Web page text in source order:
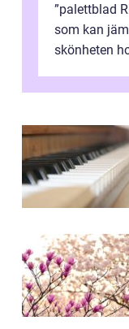
”palettblad
som kan
skönheten